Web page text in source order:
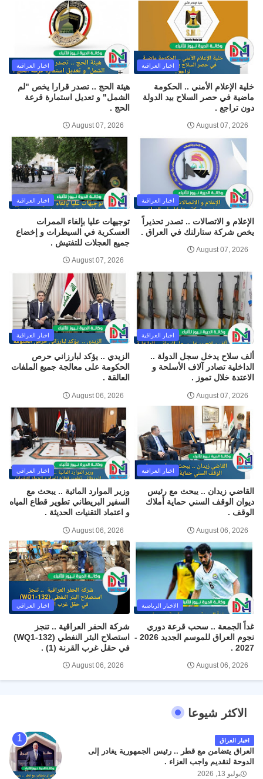
اخبار العراقية
خلية الإعلام الأمني .. الحكومة
ماضية في حصر السلاح بيد الدولة
دون تراجع .
August 07, 2026
اخبار العراقية
هيئة الحج .. تصدر قرارا يخص "لم
الشمل" و تعديل استمارة قرعة
الحج .
August 07, 2026
اخبار العراقية
الإعلام و الاتصالات .. تصدر تحذيراً
يخص شركة ستارلنك في العراق .
August 07, 2026
اخبار العراقية
توجيهات عليا بإلغاء الممرات
العسكرية في السيطرات و إخضاع
جميع العجلات للتفتيش .
August 07, 2026
اخبار العراقية
ألف سلاح يدخل سجل الدولة ..
الداخلية تصادر آلاف الأسلحة و
الاعتدة خلال تموز .
August 07, 2026
اخبار العراقية
الزيدي .. يؤكد لبارزاني حرص
الحكومة على معالجة جميع الملفات
العالقة .
August 06, 2026
اخبار العراقية
القاضي زيدان .. يبحث مع رئيس
ديوان الوقف السني حماية أملاك
الوقف .
August 06, 2026
اخبار العراقي
وزير الموارد المائية .. يبحث مع
السفير البريطاني تطوير قطاع المياه
و اعتماد التقنيات الحديثة .
August 06, 2026
الاخبار الرياضية
غداً الجمعة .. سحب قرعة دوري
نجوم العراق للموسم الجديد 2026 -
2027 .
August 06, 2026
اخبار العراقي
شركة الحفر العراقية .. تنجز
استصلاح البئر النفطي (WQ1-132)
في حقل غرب القرنة (1) .
August 06, 2026
الاكثر شيوعا
اخبار العراق
العراق يتضامن مع قطر .. رئيس الجمهورية يغادر إلى
الدوحة لتقديم واجب العزاء .
يوليو 13, 2026